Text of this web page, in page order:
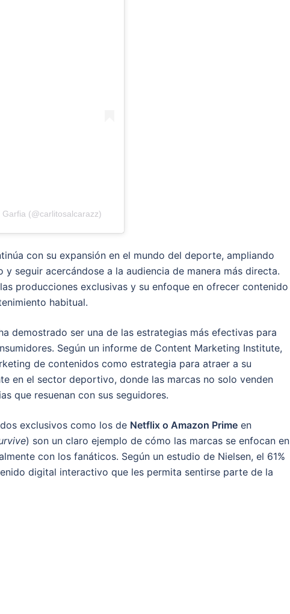
(@carlitosalcarazz)
con su expansión en el mundo del deporte, ampliando
seguir acercándose a la audiencia de manera más directa.
producciones exclusivas y su enfoque en ofrecer contenido
habitual.
demostrado ser una de las estrategias más efectivas para
Según un informe de Content Marketing Institute,
de contenidos como estrategia para atraer a su
en el sector deportivo, donde las marcas no solo venden
que resuenan con sus seguidores.
exclusivos como los de Netflix o Amazon Prime en
) son un claro ejemplo de cómo las marcas se enfocan en
con los fanáticos. Según un estudio de Nielsen, el 61%
digital interactivo que les permita sentirse parte de la